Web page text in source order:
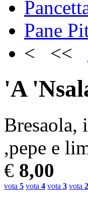
Pane
< <<
'A
Bresaola,
,pepe e
€ 8,00
vota 5 vota 4 vota 3 vota 2